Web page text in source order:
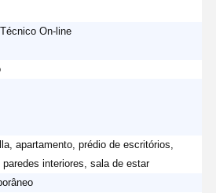
On-line
apartamento, prédio de escritórios,
paredes interiores, sala de estar